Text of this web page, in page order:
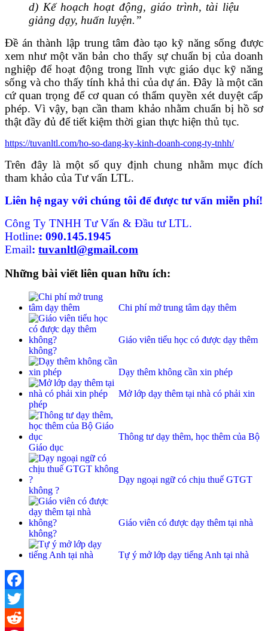
d) Kế hoạch hoạt động, giáo trình, tài liệu
giảng dạy, huấn luyện.”
Đề án thành lập trung tâm đào tạo kỹ năng sống được
xem như một văn bản cho thấy sự chuẩn bị của doanh
nghiệp để hoạt động trong lĩnh vực giáo dục kỹ năng
sống và cho thấy tính khả thi của dự án. Đây là một căn
cứ quan trọng để cơ quan có thẩm quyền xét duyệt cấp
phép. Vì vậy, bạn cần tham khảo nhằm chuẩn bị hồ sơ
thật đầy đủ để tiết kiệm thời gian thực hiện thủ tục.
https://tuvanltl.com/ho-so-dang-ky-kinh-doanh-cong-ty-tnhh/
Trên đây là một số quy định chung nhằm mục đích
tham khảo của Tư vấn LTL.
Liên hệ ngay với chúng tôi để được tư vấn miễn phí!
Công Ty TNHH Tư Vấn & Đầu tư LTL.
Hotline: 090.145.1945
Email: tuvanltl@gmail.com
Những bài viết liên quan hữu ích:
Chi phí mở trung tâm dạy thêm
Giáo viên tiểu học có được dạy thêm
không?
Dạy thêm không cần xin phép
Mở lớp dạy thêm tại nhà có phải xin
phép
Thông tư dạy thêm, học thêm của Bộ
Giáo dục
Dạy ngoại ngữ có chịu thuế GTGT
không ?
Giáo viên có được dạy thêm tại nhà
không?
Tự ý mở lớp dạy tiếng Anh tại nhà
Facebook
Twitter